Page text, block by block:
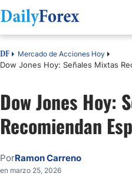
DF Mercado de Acciones Hoy
Dow Jones Hoy: Señales Mixtas
Dow Jones Hoy:
Recomiendan
PorRamon Carreno
en marzo 25, 2026